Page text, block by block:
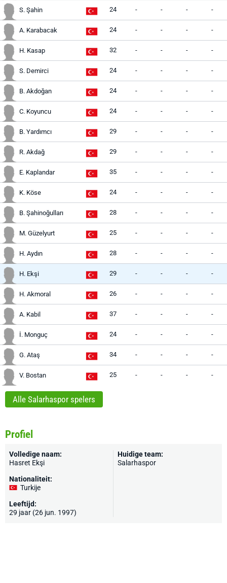
S. Şahin 24 - - - -
A. Karabacak 24 - - - -
H. Kasap 32 - - - -
S. Demirci 24 - - - -
B. Akdoğan 24 - - - -
C. Koyuncu 24 - - - -
B. Yardımcı 29 - - - -
R. Akdağ 29 - - - -
E. Kaplandar 35 - - - -
K. Köse 24 - - - -
B. Şahinoğulları 28 - - - -
M. Güzelyurt 25 - - - -
H. Aydın 28 - - - -
H. Ekşi 29 - - - -
H. Akmoral 26 - - - -
A. Kabil 37 - - - -
İ. Monguç 24 - - - -
G. Ataş 34 - - - -
V. Bostan 25 - - - -
Alle Salarhaspor spelers
Profiel
Volledige naam:
Hasret Ekşi
Nationaliteit:
Turkije
Leeftijd:
29 jaar (26 jun. 1997)
Huidige team:
Salarhaspor